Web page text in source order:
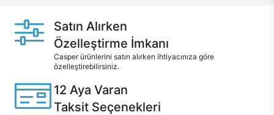
Satın Alırken
Özelleştirme İmkanı
Casper ürünlerini satın alırken ihtiyacınıza göre
özelleştirebilirsiniz.
12 Aya Varan
Taksit Seçenekleri